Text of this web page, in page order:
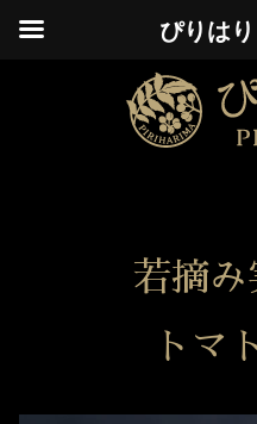
若摘み
トマ
ぴりはり